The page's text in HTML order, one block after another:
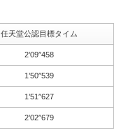
任天堂公認目標タイム
2’09″458
1’50″539
1’51″627
2’02″679